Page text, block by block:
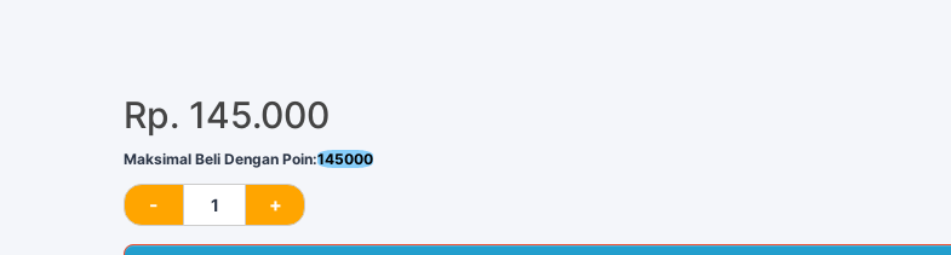
Rp. 145.000
Maksimal Beli Dengan Poin:145000